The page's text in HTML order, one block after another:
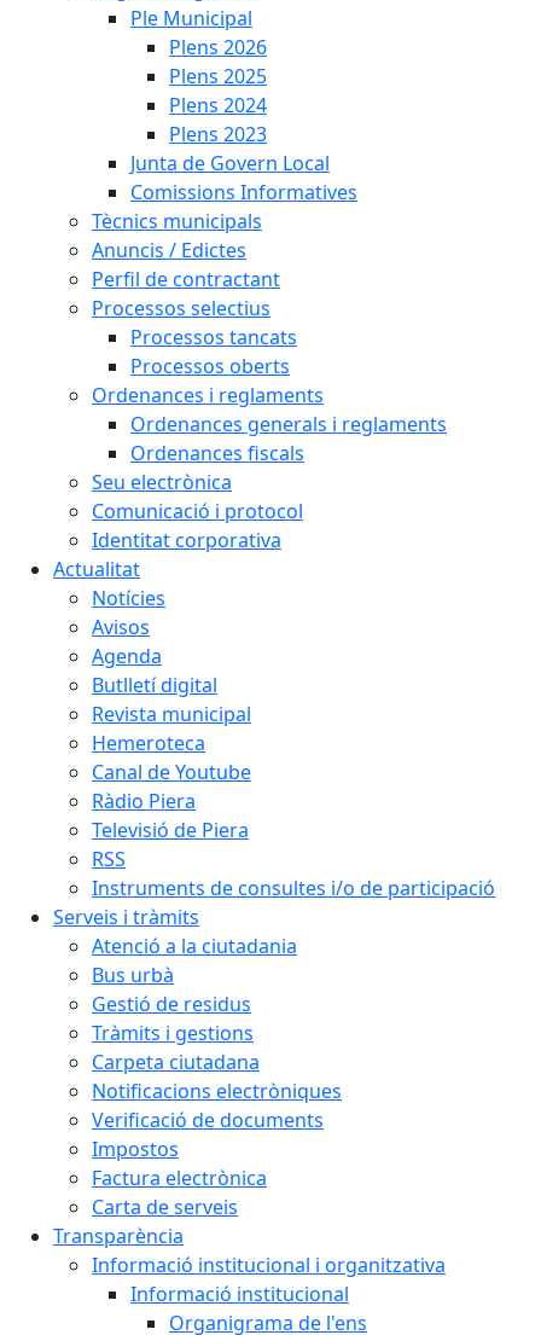
Ple Municipal
Plens 2026
Plens 2025
Plens 2024
Plens 2023
Junta de Govern Local
Comissions Informatives
Tècnics municipals
Anuncis / Edictes
Perfil de contractant
Processos selectius
Processos tancats
Processos oberts
Ordenances i reglaments
Ordenances generals i reglaments
Ordenances fiscals
Seu electrònica
Comunicació i protocol
Identitat corporativa
Actualitat
Notícies
Avisos
Agenda
Butlletí digital
Revista municipal
Hemeroteca
Canal de Youtube
Ràdio Piera
Televisió de Piera
RSS
Instruments de consultes i/o de participació
Serveis i tràmits
Atenció a la ciutadania
Bus urbà
Gestió de residus
Tràmits i gestions
Carpeta ciutadana
Notificacions electròniques
Verificació de documents
Impostos
Factura electrònica
Carta de serveis
Transparència
Informació institucional i organitzativa
Informació institucional
Organigrama de l'ens